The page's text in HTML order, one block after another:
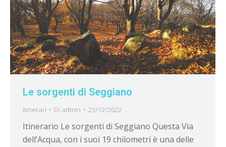
Le sorgenti di Seggiano
Itinerari Di admin 23/12/2022
Itinerario Le sorgenti di Seggiano Questa Via
dell’Acqua, con i suoi 19 chilometri è una delle